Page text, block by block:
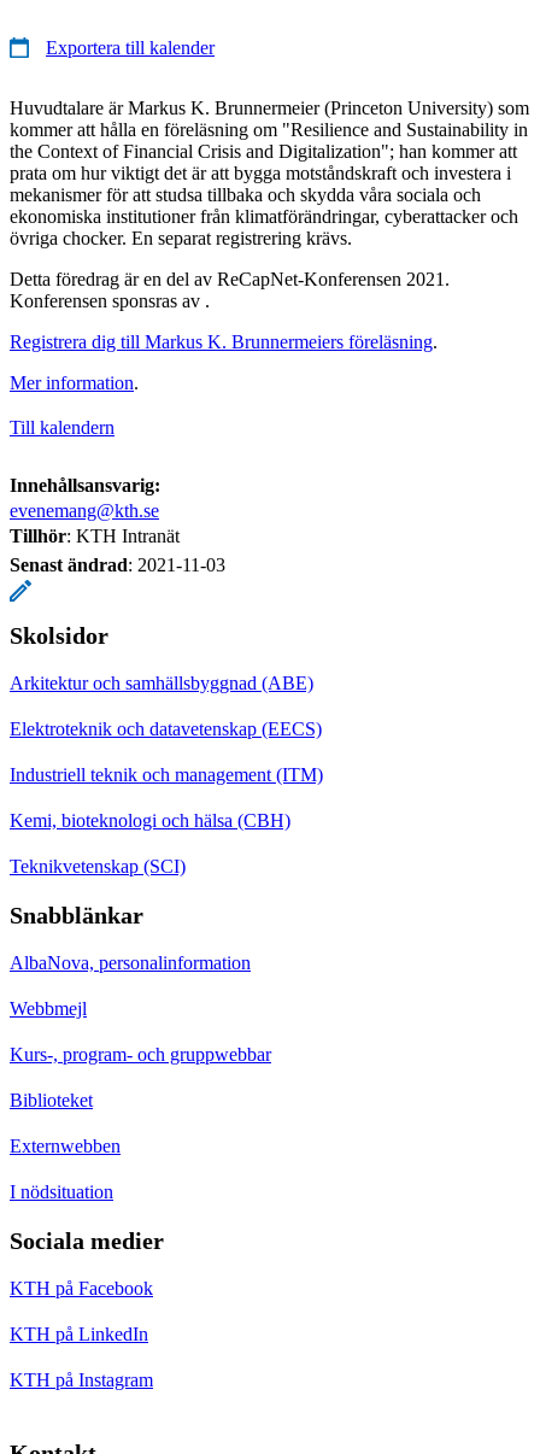
Exportera till kalender
Huvudtalare är Markus K. Brunnermeier (Princeton University) som
kommer att hålla en föreläsning om "Resilience and Sustainability in
the Context of Financial Crisis and Digitalization"; han kommer att
prata om hur viktigt det är att bygga motståndskraft och investera i
mekanismer för att studsa tillbaka och skydda våra sociala och
ekonomiska institutioner från klimatförändringar, cyberattacker och
övriga chocker. En separat registrering krävs.
Detta föredrag är en del av ReCapNet-Konferensen 2021.
Konferensen sponsras av .
Registrera dig till Markus K. Brunnermeiers föreläsning.
Mer information.
Till kalendern
Innehållsansvarig:
evenemang@kth.se
Tillhör: KTH Intranät
Senast ändrad: 2021-11-03
Skolsidor
Arkitektur och samhällsbyggnad (ABE)
Elektroteknik och datavetenskap (EECS)
Industriell teknik och management (ITM)
Kemi, bioteknologi och hälsa (CBH)
Teknikvetenskap (SCI)
Snabblänkar
AlbaNova, personalinformation
Webbmejl
Kurs-, program- och gruppwebbar
Biblioteket
Externwebben
I nödsituation
Sociala medier
KTH på Facebook
KTH på LinkedIn
KTH på Instagram